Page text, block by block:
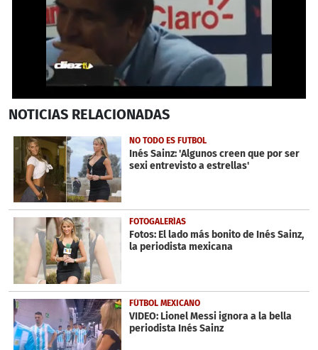
seconds
58
seconds
NOTICIAS RELACIONADAS
NO TODO ES FUTBOL
Inés Sainz: 'Algunos creen que por ser
sexi entrevisto a estrellas'
FOTOGALERÍAS
Fotos: El lado más bonito de Inés Sainz,
la periodista mexicana
FÚTBOL MEXICANO
VIDEO: Lionel Messi ignora a la bella
periodista Inés Sainz